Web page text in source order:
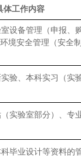
体工作内容
设备管理（申报、
境安全管理（安全
验、本科实习（实
实验室部分）、专
毕业设计等资料的